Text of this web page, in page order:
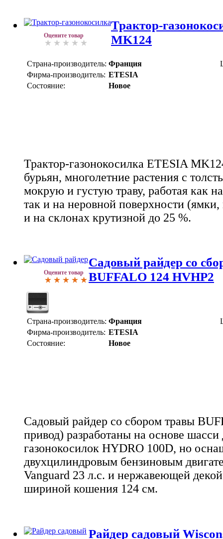
Оцените товар
Трактор-
MK124
Страна-производитель: Франция
Фирма-производитель: ETESIA
Состояние:
Новое
Трактор-газонокосилка ETESIA
бурьян, многолетние растения с
мокрую и густую траву, работая как
так и на неровной поверхности
и на склонах крутизной до 25 %.
Оцените товар
Садовый райдер со
BUFFALO 124 HVHP2
Страна-производитель: Франция
Фирма-производитель: ETESIA
Состояние:
Новое
Садовый райдер со сбором травы
привод) разработаны на основе шасси
газонокосилок HYDRO 100D, но
двухцилиндровым бензиновым
Vanguard 23 л.с. и нержавеющей
шириной кошения 124 см.
Райдер садовый